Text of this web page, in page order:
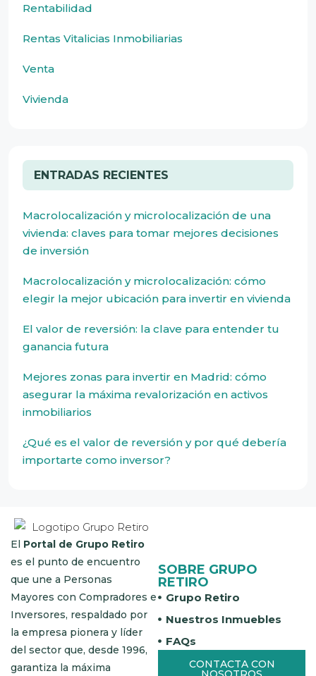
Rentabilidad
Rentas Vitalicias Inmobiliarias
Venta
Vivienda
ENTRADAS RECIENTES
Macrolocalización y microlocalización de una
vivienda: claves para tomar mejores decisiones
de inversión
Macrolocalización y microlocalización: cómo
elegir la mejor ubicación para invertir en vivienda
El valor de reversión: la clave para entender tu
ganancia futura
Mejores zonas para invertir en Madrid: cómo
asegurar la máxima revalorización en activos
inmobiliarios
¿Qué es el valor de reversión y por qué debería
importarte como inversor?
El Portal de Grupo Retiro
es el punto de encuentro
que une a Personas
Mayores con Compradores e
Inversores, respaldado por
la empresa pionera y líder
del sector que, desde 1996,
garantiza la máxima
SOBRE GRUPO
RETIRO
Grupo Retiro
Nuestros Inmuebles
FAQs
CONTACTA CON